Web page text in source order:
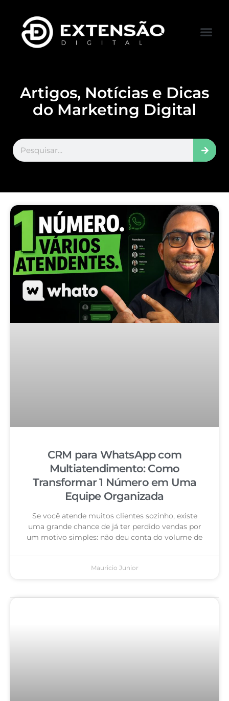
Artigos, Notícias e Dicas
do Marketing Digital
CRM para WhatsApp com
Multiatendimento: Como
Transformar 1 Número em Uma
Equipe Organizada
Se você atende muitos clientes sozinho, existe
uma grande chance de já ter perdido vendas por
um motivo simples: não deu conta do volume de
Mauricio Junior